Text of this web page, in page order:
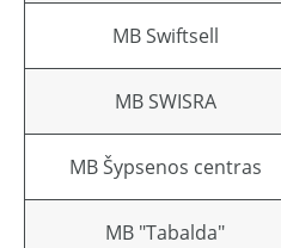
MB Swiftsell
MB SWISRA
MB Šypsenos centras
MB "Tabalda"